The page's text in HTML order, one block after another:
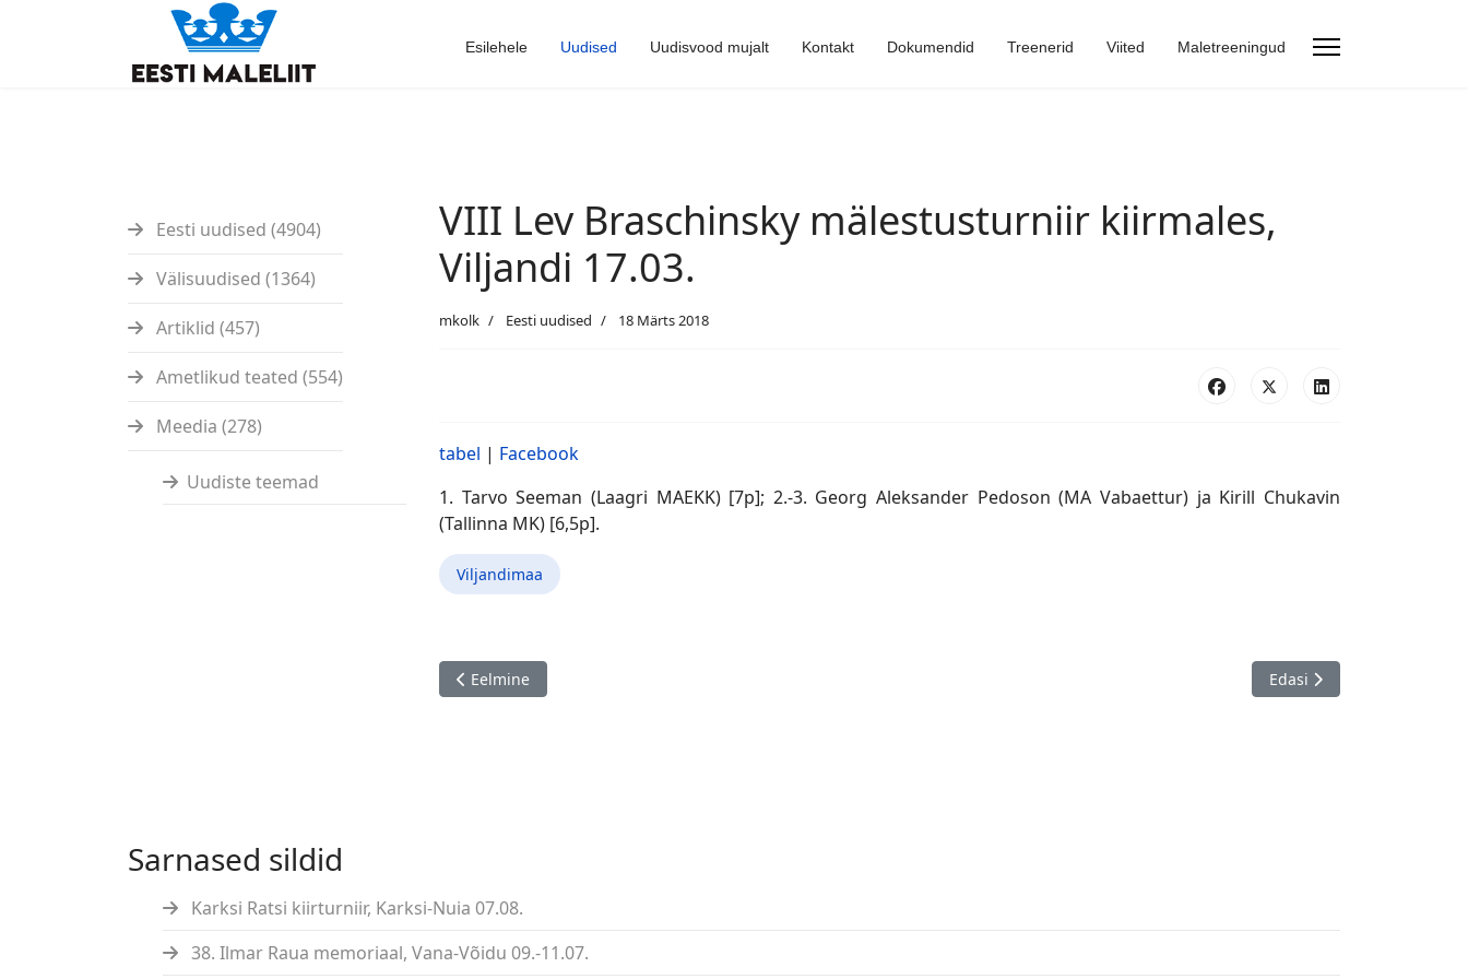
Esilehele Uudised Uudisvood mujalt Kontakt Dokumendid Treenerid Viited Maletreeningud
Eesti uudised (4904)
Välisuudised (1364)
Artiklid (457)
Ametlikud teated (554)
Meedia (278)
Uudiste teemad
VIII Lev Braschinsky mälestusturniir kiirmales,
Viljandi 17.03.
mkolk Eesti uudised 18 Märts 2018
tabel | Facebook
1. Tarvo Seeman (Laagri MAEKK) [7p]; 2.-3. Georg Aleksander Pedoson (MA Vabaettur) ja Kirill Chukavin
(Tallinna MK) [6,5p].
Viljandimaa
Eelmine artikkel: EV 100 noorte kiirturniiride sari`2018 (IV etapp), Tallinn 24.03.
Eelmine Järgmine artikkel: Tallinna
Edasi
Sarnased sildid
Karksi Ratsi kiirturniir, Karksi-Nuia 07.08.
38. Ilmar Raua memoriaal, Vana-Võidu 09.-11.07.